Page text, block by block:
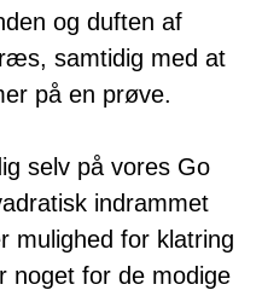
og duften af
samtidig med at
på en prøve.
selv på vores Go
indrammet
mulighed for klatring
noget for de modige